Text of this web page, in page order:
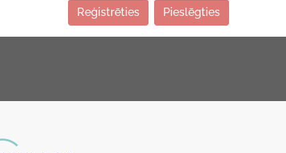
Reģistrēties Pieslēgties